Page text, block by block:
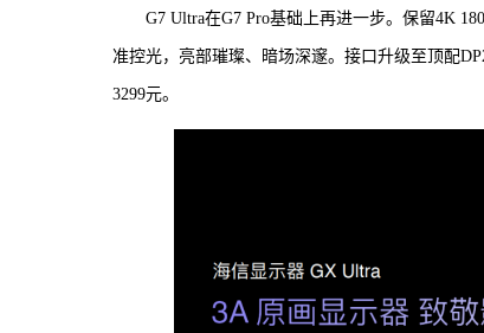
G7 Ultra在G7 Pro基础上再进一步。保留4K
准控光，亮部璀璨、暗场深邃。接口升级至顶配
3299元。